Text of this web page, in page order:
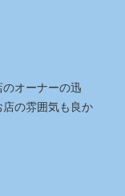
オーナーの迅
の雰囲気も良か